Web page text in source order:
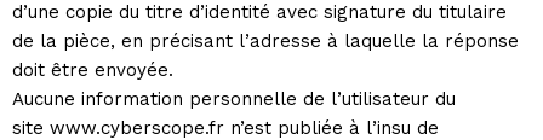
d’une copie du titre d’identité avec signature du titulaire
de la pièce, en précisant l’adresse à laquelle la réponse
doit être envoyée.
Aucune information personnelle de l’utilisateur du
site www.cyberscope.fr n’est publiée à l’insu de